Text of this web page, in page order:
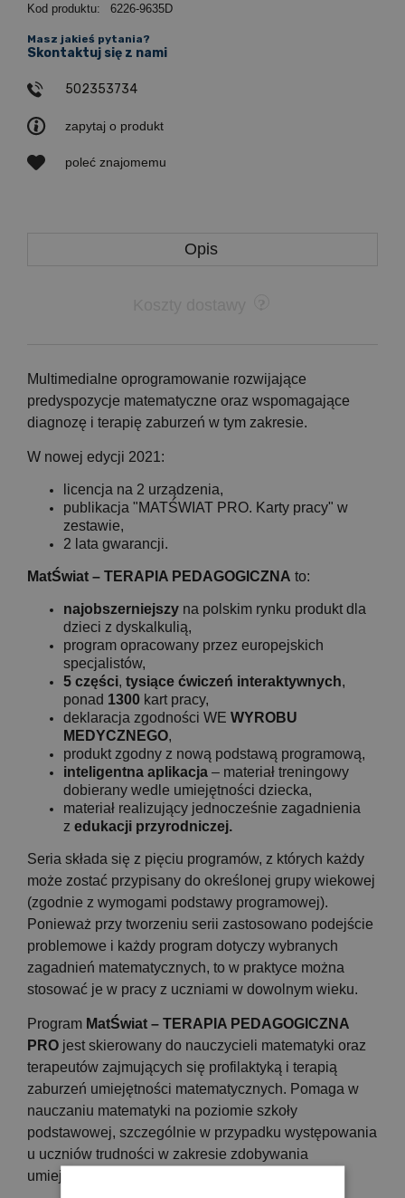
Kod produktu:
6226-9635D
zapytaj o produkt
poleć znajomemu
Masz jakieś pytania?
Skontaktuj się z nami
502353734
Opis
Multimedialne oprogramowanie rozwijające
predyspozycje matematyczne oraz wspomagające
diagnozę i terapię zaburzeń w tym zakresie.
W nowej edycji 2021:
licencja na 2 urządzenia,
publikacja "MATŚWIAT PRO. Karty pracy" w
zestawie,
2 lata gwarancji.
MatŚwiat – TERAPIA PEDAGOGICZNA to:
najobszerniejszy na polskim rynku produkt dla
dzieci z dyskalkulią,
program opracowany przez europejskich
specjalistów,
5 części, tysiące ćwiczeń interaktywnych,
ponad 1300 kart pracy,
deklaracja zgodności WE WYROBU
MEDYCZNEGO,
produkt zgodny z nową podstawą programową,
inteligentna aplikacja – materiał treningowy
dobierany wedle umiejętności dziecka,
materiał realizujący jednocześnie zagadnienia
z edukacji przyrodniczej.
Seria składa się z pięciu programów, z których każdy
może zostać przypisany do określonej grupy wiekowej
(zgodnie z wymogami podstawy programowej).
Ponieważ przy tworzeniu serii zastosowano podejście
problemowe i każdy program dotyczy wybranych
zagadnień matematycznych, to w praktyce można
stosować je w pracy z uczniami w dowolnym wieku.
Program MatŚwiat – TERAPIA PEDAGOGICZNA
PRO jest skierowany do nauczycieli matematyki oraz
terapeutów zajmujących się profilaktyką i terapią
zaburzeń umiejętności matematycznych. Pomaga w
nauczaniu matematyki na poziomie szkoły
podstawowej, szczególnie w przypadku występowania
u uczniów trudności w zakresie zdobywania
umiejętności matematycznych.